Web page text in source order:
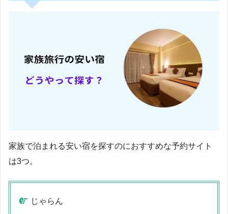
家族で泊まれる安い宿を探すのにおすすめな予約サイト
は3つ。
じゃらん